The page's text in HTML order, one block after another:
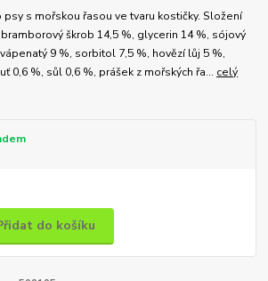
s mořskou řasou ve tvaru kostičky. Složení
škrob 14,5 %, glycerin 14 %, sójový
9 %, sorbitol 7,5 %, hovězí lůj 5 %,
0,6 %, sůl 0,6 %, prášek z mořských řa... celý
do košíku